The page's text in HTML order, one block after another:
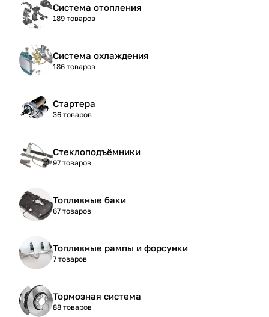
Система отопления
189 товаров
Система охлаждения
186 товаров
Стартера
36 товаров
Стеклоподъёмники
97 товаров
Топливные баки
67 товаров
Топливные рампы и форсунки
7 товаров
Тормозная система
88 товаров